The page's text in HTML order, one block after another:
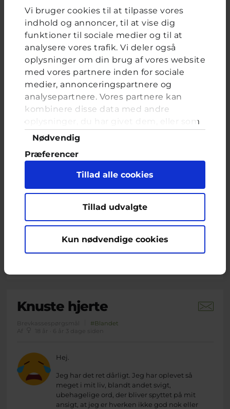
Vi bruger cookies til at tilpasse vores
indhold og annoncer, til at vise dig
funktioner til sociale medier og til at
analysere vores trafik. Vi deler også
oplysninger om din brug af vores website
med vores partnere inden for sociale
medier, annonceringspartnere og
analysepartnere. Vores partnere kan
kombinere disse data med andre
oplysninger, du har givet dem, eller som
de har indsamlet fra din brug af deres
tjenester. Du samtykker til vores cookies,
hvis du fortsætter med at anvende vores
hjemmeside.
Samtykkevalg
Nødvendig
Præferencer
Marketing
Tillad alle cookies
Tillad udvalgte
Kun nødvendige cookies
Ved jeg ikke rigtigt
FORRIGE NÆSTE
De andre kigger fordi jeg
er udviklet
Brevkassespørgsmål
12 år · 2 år 2 måneder siden
Jeg er meget udviklet selvom jeg kun er 12, det
er de andre piger ikke. Jeg fik mens for et år
siden. Jeg har store bryster og brede hofter og
piger kommer altid tæt på i idræt når vi
klæder om eller bader. De vil se min trekant
Camilla, frivillig uddannet ungerådgiver hos Cyberhushar
Knuste hjerte
Brevkassespørgsmål
#Blandet
Af
Hej.
Jeg har det ret dårligt. Jeg har oplevet så
meget i mit liv, blandt andet svigt,
ubehagelige ord, der bliver spyttet på mit
ansigt, at jeg er hverken ikke god nok eller